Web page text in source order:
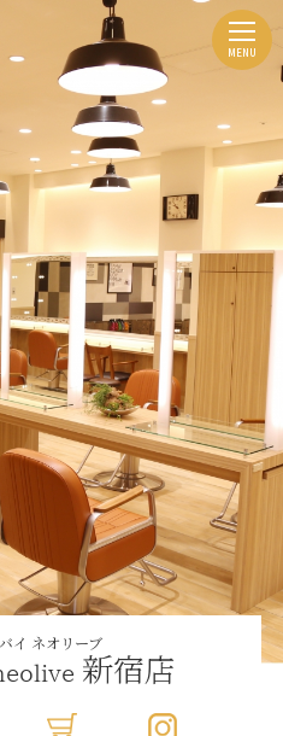
イ ネオリーブ
新宿店